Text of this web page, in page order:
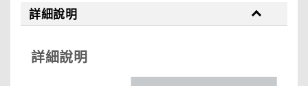
詳細說明
詳細說明